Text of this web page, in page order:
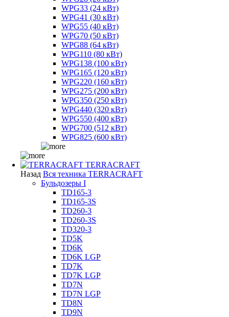
WPG33 (24 кВт)
WPG41 (30 кВт)
WPG55 (40 кВт)
WPG70 (50 кВт)
WPG88 (64 кВт)
WPG110 (80 кВт)
WPG138 (100 кВт)
WPG165 (120 кВт)
WPG220 (160 кВт)
WPG275 (200 кВт)
WPG350 (250 кВт)
WPG440 (320 кВт)
WPG550 (400 кВт)
WPG700 (512 кВт)
WPG825 (600 кВт)
TERRACRAFT
Назад Вся техника TERRACRAFT
Бульдозеры I
TD165-3
TD165-3S
TD260-3
TD260-3S
TD320-3
TD5K
TD6K
TD6K LGP
TD7K
TD7K LGP
TD7N
TD7N LGP
TD8N
TD9N